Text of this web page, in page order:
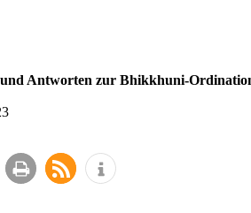
und Antworten zur Bhikkhuni-